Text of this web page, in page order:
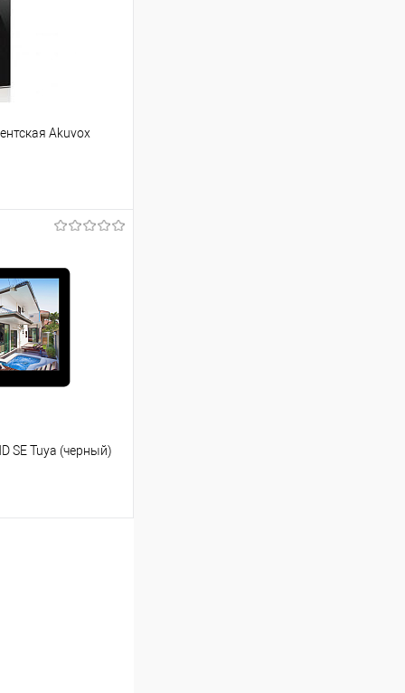
Akuvox
В наличии
SE Tuya (черный)